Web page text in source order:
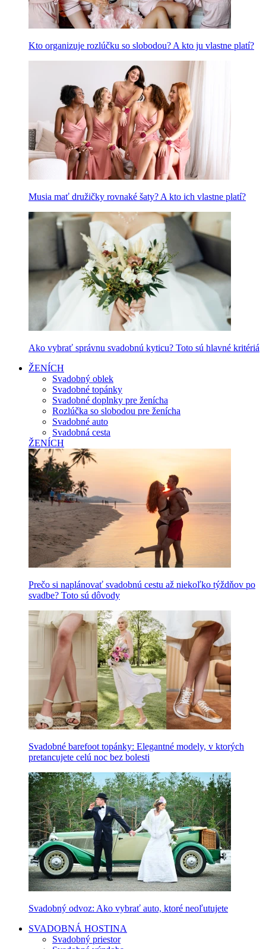
Kto organizuje rozlúčku so slobodou? A kto ju vlastne platí?
Musia mať družičky rovnaké šaty? A kto ich vlastne platí?
Ako vybrať správnu svadobnú kyticu? Toto sú hlavné kritériá
ŽENÍCH
Svadobný oblek
Svadobné topánky
Svadobné doplnky pre ženícha
Rozlúčka so slobodou pre ženícha
Svadobné auto
Svadobná cesta
ŽENÍCH
Prečo si naplánovať svadobnú cestu až niekoľko týždňov po
svadbe? Toto sú dôvody
Svadobné barefoot topánky: Elegantné modely, v ktorých
pretancujete celú noc bez bolesti
Svadobný odvoz: Ako vybrať auto, ktoré neoľutujete
SVADOBNÁ HOSTINA
Svadobný priestor